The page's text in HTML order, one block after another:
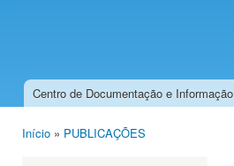
Menu principal
Centro de Documentação e Informação
Início » PUBLICAÇÕES